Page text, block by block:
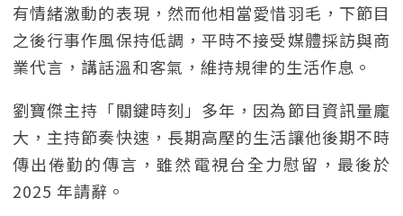
有情緒激動的表現，然而他相當愛惜羽毛，下節目
之後行事作風保持低調，平時不接受媒體採訪與商
業代言，講話溫和客氣，維持規律的生活作息。
劉寶傑主持「關鍵時刻」多年，因為節目資訊量龐
大，主持節奏快速，長期高壓的生活讓他後期不時
傳出倦勤的傳言，雖然電視台全力慰留，最後於
2025 年請辭。